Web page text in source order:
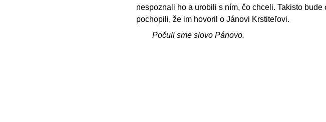
nespoznali ho a urobili s ním, čo chceli. Takisto
pochopili, že im hovoril o Jánovi Krstiteľovi.
Počuli sme slovo Pánovo.